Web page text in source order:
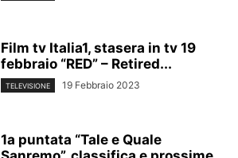
Film tv Italia1, stasera in tv 19
febbraio “RED” – Retired...
TELEVISIONE 19 Febbraio 2023
1a puntata “Tale e Quale